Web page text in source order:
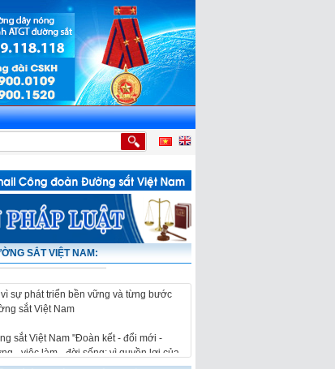
CÔNG TRÌNH DI CHUYỂN HỆ THỐNG THÔNG TIN, TÍN HIỆU ĐƯỜNG
SẮT VIỆT NAM:
sắt Việt Nam "Đoàn kết - đổi mới -
- việc làm - đời sống; vì quyền lợi của
sự phát triển bền vững và từng bước
sắt Việt Nam
sắt Việt Nam "Đoàn kết - đổi mới -
- việc làm - đời sống; vì quyền lợi của
sự phát triển bền vững và từng bước